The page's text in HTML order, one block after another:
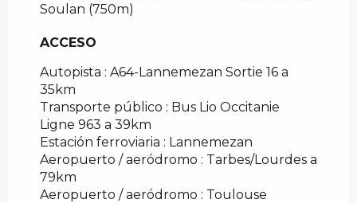
Soulan (750m)
ACCESO
ACCESO
Autopista : A64-Lannemezan Sortie 16 a
35km
Transporte público : Bus Lio Occitanie
Ligne 963 a 39km
Estación ferroviaria : Lannemezan
Aeropuerto / aeródromo : Tarbes/Lourdes a
79km
Aeropuerto / aeródromo : Toulouse